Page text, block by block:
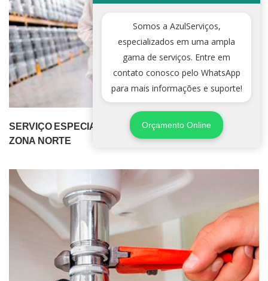
SERVIÇO ESPECIALIZADO DE DEDETIZADORA NA
ZONA NORTE
Somos a AzulServiços,
especializados em uma ampla
gama de serviços. Entre em
contato conosco pelo WhatsApp
para mais informações e suporte!
Orçamento Online